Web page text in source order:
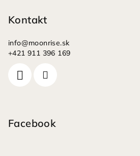
Kontakt
info@moonrise.sk
+421 911 396 169
Facebook